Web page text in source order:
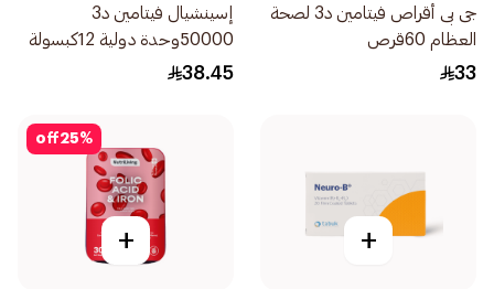
جى بى أقراص فيتامين د3 لصحة
العظام 60قرص
33
إسينشيال فيتامين د3
50000وحدة دولية 12كبسولة
38.45
+
25%
off
+